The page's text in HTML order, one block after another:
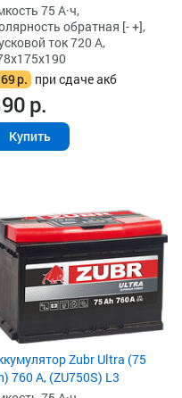
75 А·ч,
обратная [- +],
ток 720 А,
р. при сдаче акб
р.
Купить
Zubr Ultra (75
760 А, (ZU750S) L3